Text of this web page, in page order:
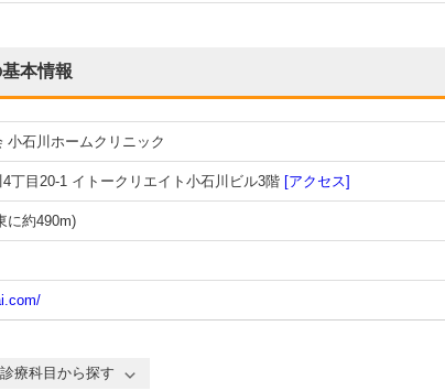
本情報
小石川ホームクリニック
丁目20-1 イトークリエイト小石川ビル3階 [アクセス]
に約490m)
療科目から探す